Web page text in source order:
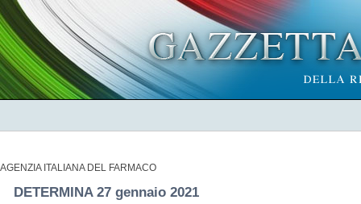
AGENZIA ITALIANA DEL FARMACO
DETERMINA 27 gennaio 2021